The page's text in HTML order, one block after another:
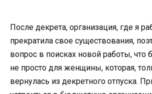
После декрета, организация, где я
прекратила свое существования,
вопрос в поисках новой работы, что
не просто для женщины, которая,
вернулась из декретного отпуска.